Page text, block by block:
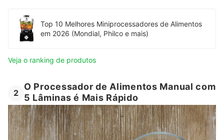
Top 10 Melhores Miniprocessadores de Alimentos
em 2026 (Mondial, Philco e mais)
Veja o ranking de produtos
2
O Processador de Alimentos Manual com
5 Lâminas é Mais Rápido